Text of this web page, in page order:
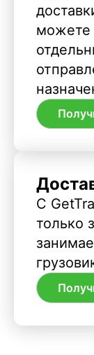
можете
С
только